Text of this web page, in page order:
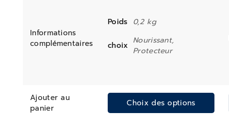
Informations
complémentaires
Poids 0,2 kg
choix Nourissant,
Protecteur
Ajouter au
panier
Choix des options